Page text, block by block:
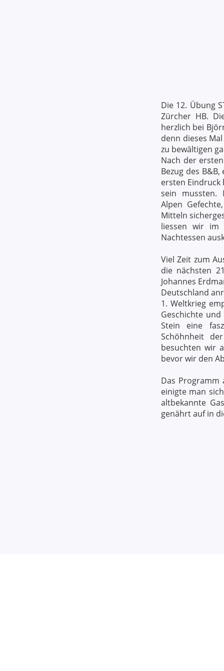
Die 12. Übung
Zürcher HB.
herzlich bei
denn dieses
zu bewältigen
Nach der
Bezug des
ersten Eindruck
sein
Alpen
Mitteln
liessen wir im
Nachtessen
Viel Zeit zum
die nächsten
Johannes
Deutschland
1. Weltkrieg
Geschichte
Stein eine
Schöhnheit
besuchten wir
bevor wir den
Das Programm
einigte man
altbekannte
genährt auf in